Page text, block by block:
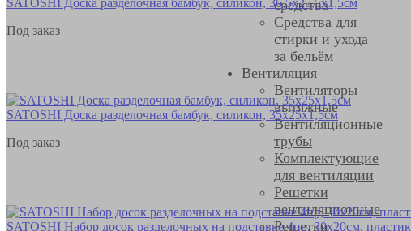
средства
Средства для
стирки и ухода
за бельём
Вентиляция
Вентиляторы
вытяжные
Вентиляционные
трубы
Комплектующие
для вентиляции
Решетки
вентиляционные
Решетки
Под заказ
SATOSHI Доска разделочная бамбук, силикон, 35х25х1,5см
Под заказ
SATOSHI Набор досок разделочных на подставке 4пр, 30х20см, пластик